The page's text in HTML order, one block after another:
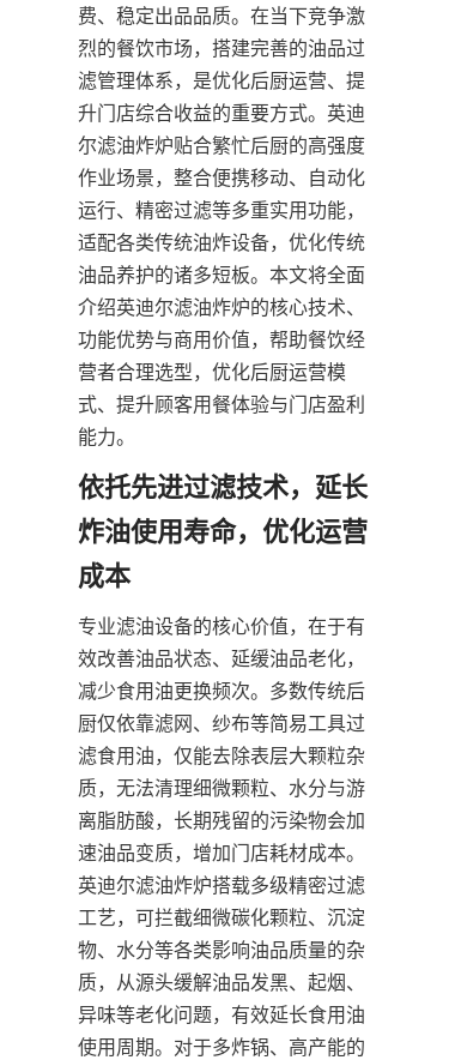
费、稳定出品品质。在当下竞争激
烈的餐饮市场，搭建完善的油品过
滤管理体系，是优化后厨运营、提
升门店综合收益的重要方式。英迪
尔滤油炸炉贴合繁忙后厨的高强度
作业场景，整合便携移动、自动化
运行、精密过滤等多重实用功能，
适配各类传统油炸设备，优化传统
油品养护的诸多短板。本文将全面
介绍英迪尔滤油炸炉的核心技术、
功能优势与商用价值，帮助餐饮经
营者合理选型，优化后厨运营模
式、提升顾客用餐体验与门店盈利
能力。
依托先进过滤技术，延长
炸油使用寿命，优化运营
成本
专业滤油设备的核心价值，在于有
效改善油品状态、延缓油品老化，
减少食用油更换频次。多数传统后
厨仅依靠滤网、纱布等简易工具过
滤食用油，仅能去除表层大颗粒杂
质，无法清理细微颗粒、水分与游
离脂肪酸，长期残留的污染物会加
速油品变质，增加门店耗材成本。
英迪尔滤油炸炉搭载多级精密过滤
工艺，可拦截细微碳化颗粒、沉淀
物、水分等各类影响油品质量的杂
质，从源头缓解油品发黑、起烟、
异味等老化问题，有效延长食用油
使用周期。对于多炸锅、高产能的